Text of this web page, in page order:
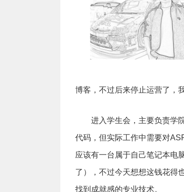
博客，不过后来停止运营了，
进入学生会，主要负责学
代码，但实际工作中需要对
应该有一台属于自己笔记本电
了），不过今天想想这钱花得
找到成就感的专业技术。